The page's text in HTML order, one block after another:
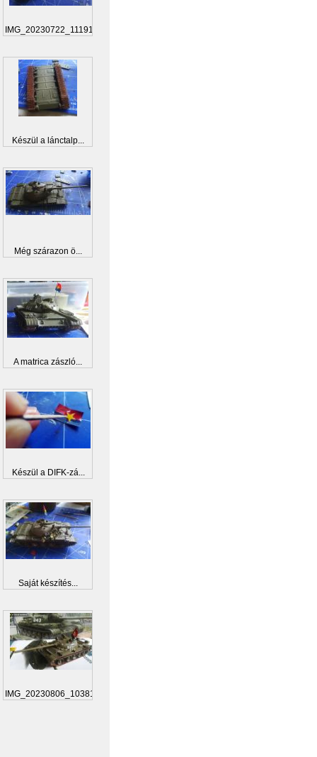
IMG_20230722_111919
Készül a lánctalp...
Még szárazon ö...
A matrica zászló...
Készül a DIFK-zá...
Saját készítés...
IMG_20230806_103812